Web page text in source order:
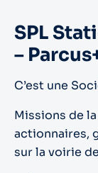
SPL
–
C’est une
Missions de
actionnaires,
sur la voirie